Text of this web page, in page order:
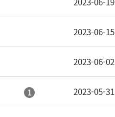
2023-06-15
2023-06-02
1 2023-05-31